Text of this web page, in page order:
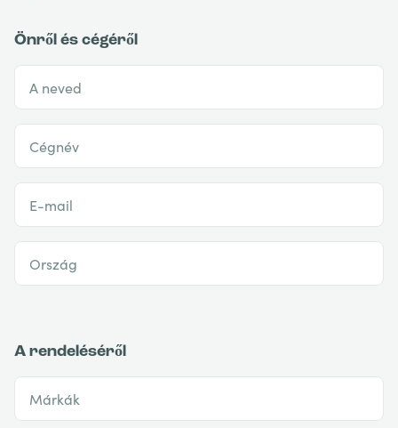
Önről és cégéről
A neved
Cégnév
E-mail
Ország
A rendeléséről
Márkák